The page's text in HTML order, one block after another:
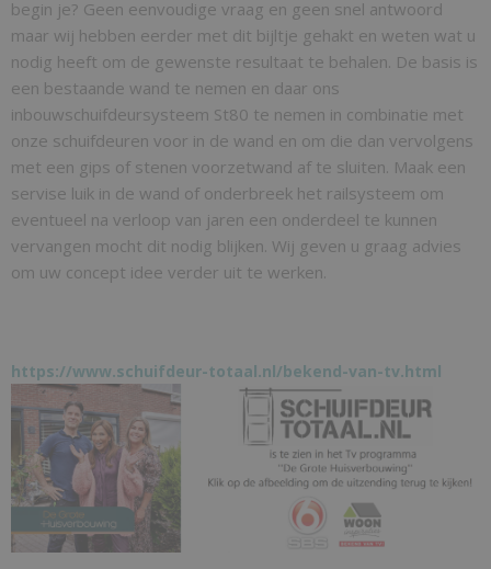
begin je? Geen eenvoudige vraag en geen snel antwoord
maar wij hebben eerder met dit bijltje gehakt en weten wat u
nodig heeft om de gewenste resultaat te behalen. De basis is
een bestaande wand te nemen en daar ons
inbouwschuifdeursysteem St80 te nemen in combinatie met
onze schuifdeuren voor in de wand en om die dan vervolgens
met een gips of stenen voorzetwand af te sluiten. Maak een
servise luik in de wand of onderbreek het railsysteem om
eventueel na verloop van jaren een onderdeel te kunnen
vervangen mocht dit nodig blijken. Wij geven u graag advies
om uw concept idee verder uit te werken.
https://www.schuifdeur-totaal.nl/bekend-van-tv.html